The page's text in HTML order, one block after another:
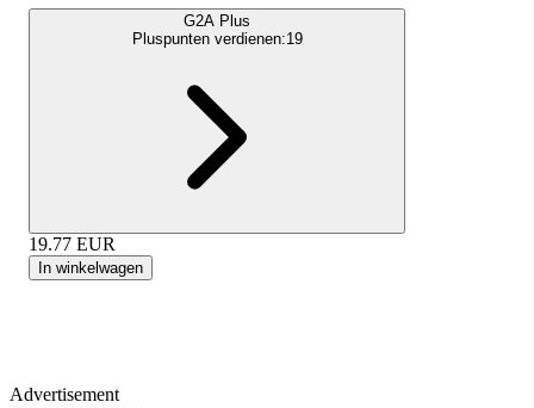
G2A Plus
Pluspunten verdienen:19
19.77 EUR
In winkelwagen
Advertisement